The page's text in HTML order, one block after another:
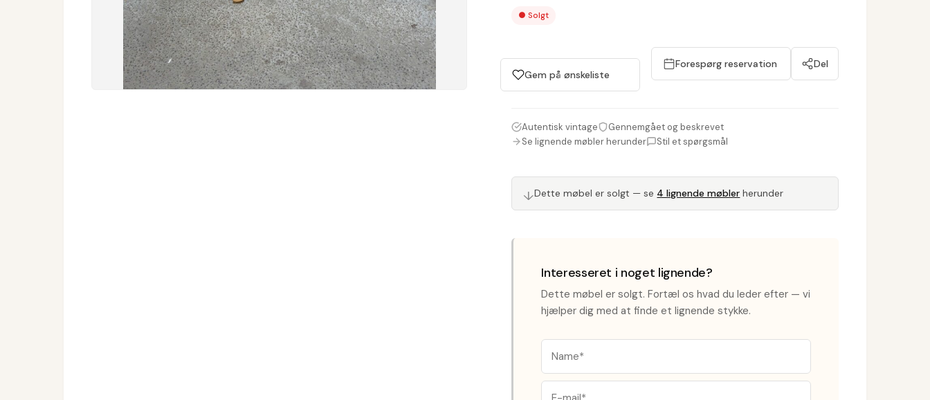
●Solgt
Gem på ønskeliste
Forespørg reservation Del
Autentisk vintage
Gennemgået og beskrevet
Se lignende møbler herunder
Stil et spørgsmål
↓Dette møbel er solgt — se 4 lignende møbler herunder
Interesseret i noget lignende?
Dette møbel er solgt. Fortæl os hvad du leder efter — vi
hjælper dig med at finde et lignende stykke.